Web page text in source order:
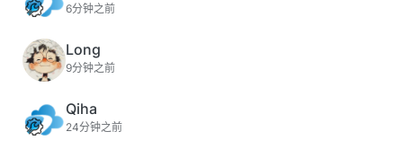
6分钟之前
Long
9分钟之前
Qiha
24分钟之前